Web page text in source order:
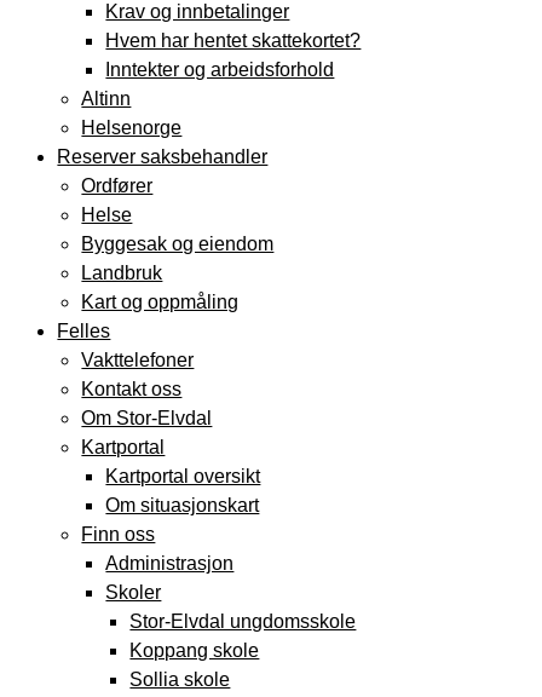
Krav og innbetalinger
Hvem har hentet skattekortet?
Inntekter og arbeidsforhold
Altinn
Helsenorge
Reserver saksbehandler
Ordfører
Helse
Byggesak og eiendom
Landbruk
Kart og oppmåling
Felles
Vakttelefoner
Kontakt oss
Om Stor-Elvdal
Kartportal
Kartportal oversikt
Om situasjonskart
Finn oss
Administrasjon
Skoler
Stor-Elvdal ungdomsskole
Koppang skole
Sollia skole